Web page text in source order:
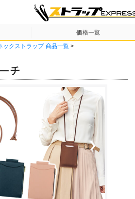
価格一覧
テンプレート
ックストラップ 商品一覧>
チ
Next